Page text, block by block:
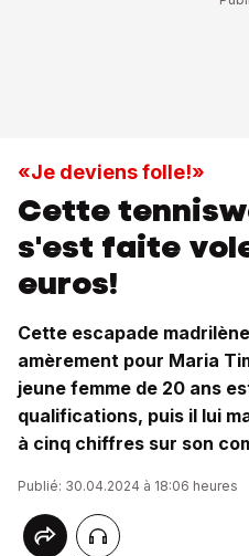
«Je deviens folle!»
Cette
s'est faite
euros!
Cette escapade
amèrement pour Maria
jeune femme de 20 ans
qualifications, puis il lui
à cinq chiffres sur son
Publié: 30.04.2024 à 18:06 heures